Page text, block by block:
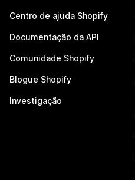
Centro de ajuda Shopify
Documentação da API
Comunidade Shopify
Blogue Shopify
Investigação